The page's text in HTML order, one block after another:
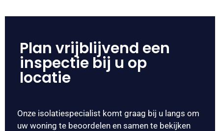
Plan vrijblijvend een
inspectie bij u op
locatie
Onze isolatiespecialist komt graag bij u langs om
uw woning te beoordelen en samen te bekijken